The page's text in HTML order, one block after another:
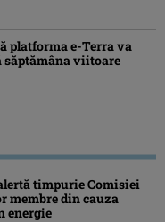
platforma e-Terra va
viitoare
timpurie Comisiei
membre din cauza
energie